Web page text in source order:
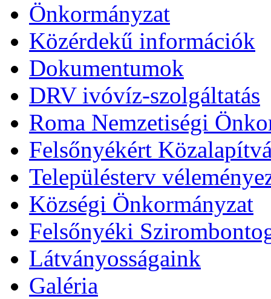
Önkormányzat
Közérdekű információk
Dokumentumok
DRV ivóvíz-szolgáltatás
Roma Nemzetiségi
Felsőnyékért
Településterv
Községi Önkormányzat
Felsőnyéki
Látványosságaink
Galéria